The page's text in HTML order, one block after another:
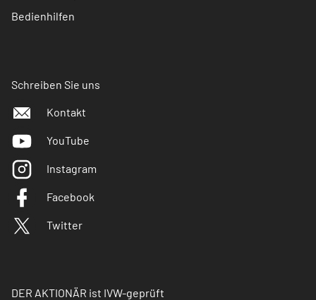
Bedienhilfen
Schreiben Sie uns
Kontakt
YouTube
Instagram
Facebook
Twitter
DER AKTIONÄR ist IVW-geprüft